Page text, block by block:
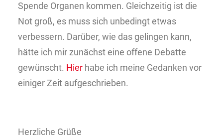
Spende Organen kommen. Gleichzeitig ist die
Not groß, es muss sich unbedingt etwas
verbessern. Darüber, wie das gelingen kann,
hätte ich mir zunächst eine offene Debatte
gewünscht. Hier habe ich meine Gedanken vor
einiger Zeit aufgeschrieben.
Herzliche Grüße